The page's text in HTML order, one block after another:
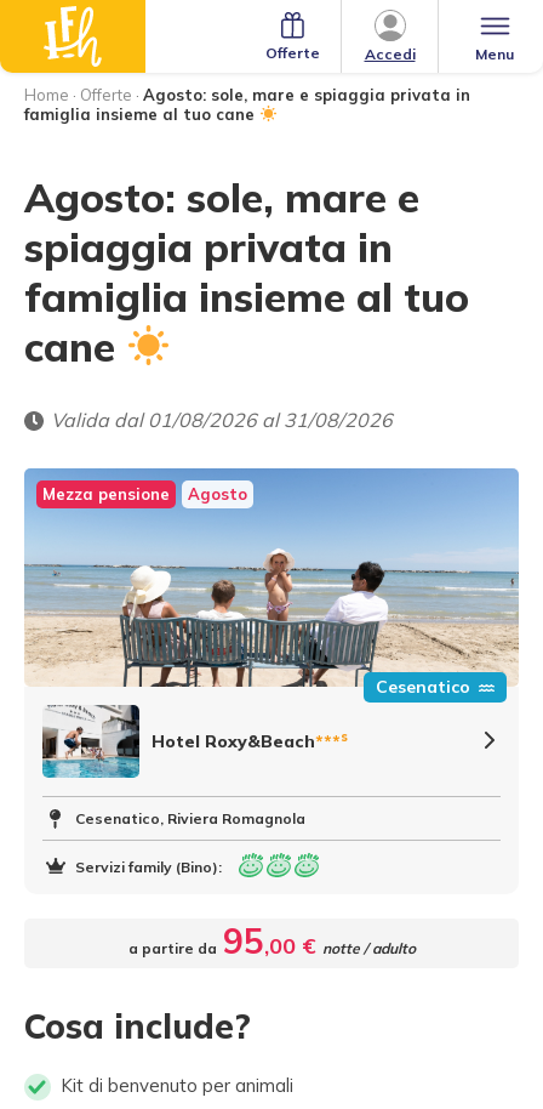
Menu
Accedi
Offerte
Home · Offerte · Agosto: sole, mare e spiaggia privata in
famiglia insieme al tuo cane
Agosto: sole, mare e
spiaggia privata in
famiglia insieme al tuo
cane
Valida dal 01/08/2026 al 31/08/2026
Mezza pensione Agosto
Cesenatico
Hotel Roxy&Beach***s
Cesenatico, Riviera Romagnola
Servizi family (Bino):
Cosa include?
Kit di benvenuto per animali
a partire da 95,00 € notte / adulto